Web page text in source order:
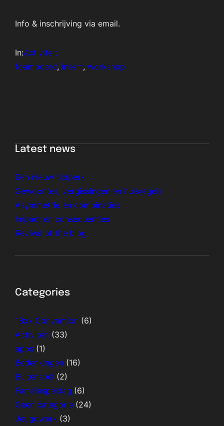
Info & inschrijving via email.
In:Activiteit
foamboard, insert, workshop
Latest news
Een nieuw tijdperk
Gewoontes, vergissingen en huisregels
Asymmetrie en combinaties
Impact en consequenties
Revival of the blog
Categories
18xx Convention (6)
Activiteit (33)
apps (1)
Bedenkingen (16)
Buitenspel (2)
Familiespeldag (6)
Geen categorie (24)
Jeugdwerk (3)